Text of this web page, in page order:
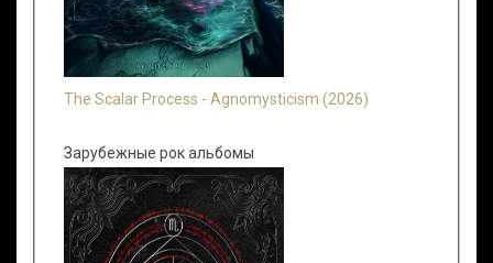
The Scalar Process - Agnomysticism (2026)
Зарубежные рок альбомы